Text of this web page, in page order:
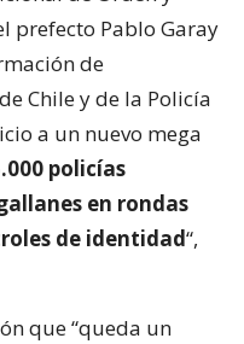
prefecto Pablo Garay
de
Chile y de la Policía
a un nuevo mega
policías
en rondas
de identidad“,
que “queda un